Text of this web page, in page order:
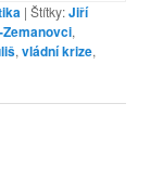
|Štítky:Jiří
,
,vládní krize,